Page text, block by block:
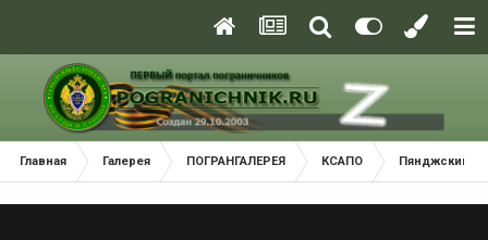
Главная Галерея ПОГРАНГАЛЕРЕЯ КСАПО Пянджский